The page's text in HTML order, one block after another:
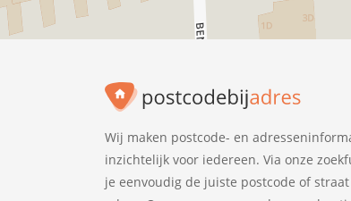
Wij maken postcode- en
inzichtelijk voor iedereen. Via onze
je eenvoudig de juiste postcode of